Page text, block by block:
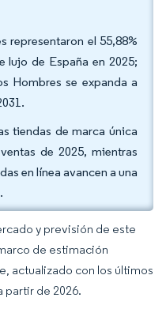
representaron el 55,88%
lujo de España en 2025;
Hombres se expanda a
tiendas de marca única
de 2025, mientras
en línea avancen a una
y previsión de este
de estimación
actualizado con los últimos
partir de 2026.